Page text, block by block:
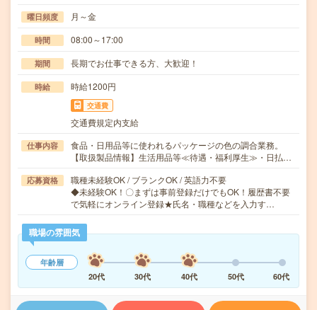
曜日頻度 月～金
時間 08:00～17:00
期間 長期でお仕事できる方、大歓迎！
時給 時給1200円
交通費
交通費規定内支給
仕事内容
食品・日用品等に使われるパッケージの色の調合業務。
【取扱製品情報】生活用品等≪待遇・福利厚生≫・日払…
応募資格
職種未経験OK / ブランクOK / 英語力不要
◆未経験OK！〇まずは事前登録だけでもOK！履歴書不要
で気軽にオンライン登録★氏名・職種などを入力す…
職場の雰囲気
年齢層
20代
30代 40代 50代 60代